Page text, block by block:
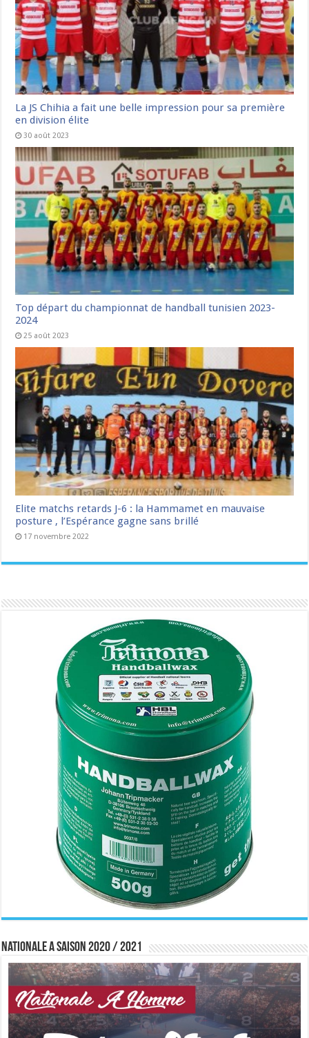
La JS Chihia a fait une belle impression pour sa première
en division élite
30 août 2023
Top départ du championnat de handball tunisien 2023-
2024
25 août 2023
Elite matchs retards J-6 : la Hammamet en mauvaise
posture , l’Espérance gagne sans brillé
17 novembre 2022
Nationale A saison 2020 / 2021